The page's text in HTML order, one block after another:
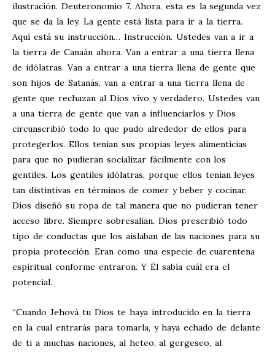
ilustración. Deuteronomio 7. Ahora, esta es la segunda vez
que se da la ley. La gente está lista para ir a la tierra.
Aquí está su instrucción… Instrucción. Ustedes van a ir a
la tierra de Canaán ahora. Van a entrar a una tierra llena
de idólatras. Van a entrar a una tierra llena de gente que
son hijos de Satanás, van a entrar a una tierra llena de
gente que rechazan al Dios vivo y verdadero. Ustedes van
a una tierra de gente que van a influenciarlos y Dios
circunscribió todo lo que pudo alrededor de ellos para
protegerlos. Ellos tenían sus propias leyes alimenticias
para que no pudieran socializar fácilmente con los
gentiles. Los gentiles idólatras, porque ellos tenían leyes
tan distintivas en términos de comer y beber y cocinar.
Dios diseñó su ropa de tal manera que no pudieran tener
acceso libre. Siempre sobresalían. Dios prescribió todo
tipo de conductas que los aislaban de las naciones para su
propia protección. Eran como una especie de cuarentena
espiritual conforme entraron. Y Él sabía cuál era el
potencial.
“Cuando Jehová tu Dios te haya introducido en la tierra
en la cual entrarás para tomarla, y haya echado de delante
de ti a muchas naciones, al heteo, al gergeseo, al